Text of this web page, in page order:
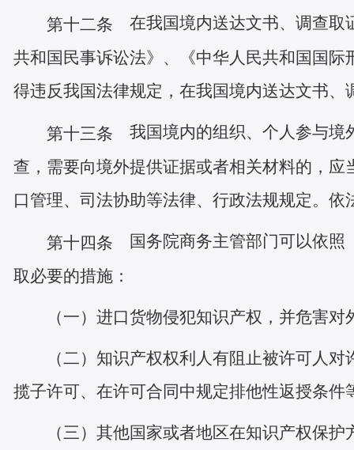
第十二条 在我国境内送达文书、调查取
共和国民事诉讼法》、《中华人民共和国国
得违反我国法律规定，在我国境内送达文书、
第十三条 我国境内的组织、个人参与境
查，需要向境外提供证据或者相关材料的，
口管理、司法协助等法律、行政法规规定。
第十四条 国务院商务主管部门可以依照
取必要的措施：
（一）进口货物侵犯知识产权，并危害对
（二）知识产权权利人有阻止被许可人
揽子许可、在许可合同中规定排他性返授条
（三）其他国家或者地区在知识产权保